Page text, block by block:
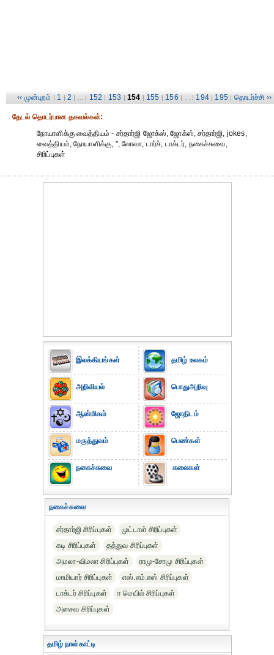
‹‹ முன்புறம் | 1 | 2 | ... | 152 | 153 | 154 | 155 | 156 | ... | 194 | 195 | தொடர்ச்சி ››
தேட‌ல் தொட‌ர்பான தகவ‌ல்க‌ள்:
நோயாளிக்கு வைத்தியம் - சர்தார்ஜி ஜோக்ஸ், ஜோக்ஸ், சர்தார்ஜி, jokes,
வைத்தியம், நோயாளிக்கு, ", லோவா, டார்ச், டாக்டர், நகைச்சுவை,
சிரிப்புகள்
இலக்கியங்கள்
அறிவியல்
ஆன்மிகம்
மருத்துவம்
நகைச்சுவை
தமிழ் உலகம்
பொதுஅறிவு
ஜோதிடம்
பெண்கள்
கலைகள்
நகைச்சுவை
சர்தார்ஜி சிரிப்புகள்
முட்டாள் சிரிப்புகள்
கடி சிரிப்புகள்
தத்துவ சிரிப்புகள்
அமலா-விமலா சிரிப்புகள்
ராமு-சோமு சிரிப்புகள்
மாமியார் சிரிப்புகள்
எஸ்.எம்.எஸ் சிரிப்புகள்
டாக்டர் சிரிப்புகள்
ஈ மெயில் சிரிப்புகள்
அசைவ சிரிப்புகள்
தமிழ் நாள்காட்டி